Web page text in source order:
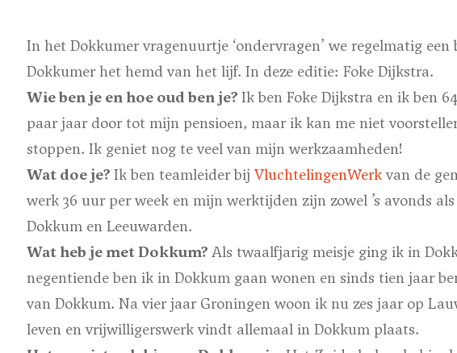
In het Dokkumer vragenuurtje ‘ondervragen’ we regelmatig
Dokkumer het hemd van het lijf. In deze editie: Foke Dijkstra.
Wie ben je en hoe oud ben je? Ik ben Foke Dijkstra en ik ben
paar jaar door tot mijn pensioen, maar ik kan me niet
stoppen. Ik geniet nog te veel van mijn werkzaamheden!
Wat doe je? Ik ben teamleider bij VluchtelingenWerk van de
werk 36 uur per week en mijn werktijden zijn zowel ’s avonds
Dokkum en Leeuwarden.
Wat heb je met Dokkum? Als twaalfjarig meisje ging ik in
negentiende ben ik in Dokkum gaan wonen en sinds tien jaar
van Dokkum. Na vier jaar Groningen woon ik nu zes jaar op
leven en vrijwilligerswerk vindt allemaal in Dokkum plaats.